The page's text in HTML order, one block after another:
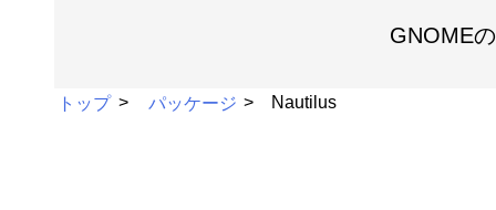
GNOME
トップ パッケージ Nautilus